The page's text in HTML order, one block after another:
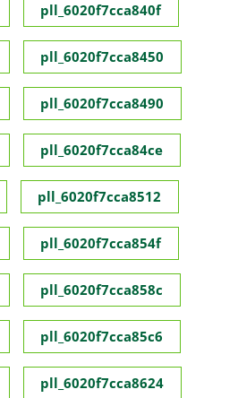
pll_6020f7cca840f
pll_6020f7cca8450
pll_6020f7cca8490
pll_6020f7cca84ce
pll_6020f7cca8512
pll_6020f7cca854f
pll_6020f7cca858c
pll_6020f7cca85c6
pll_6020f7cca8624